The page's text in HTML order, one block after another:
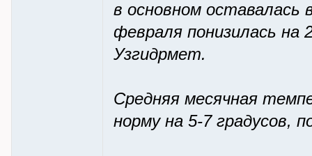
в основном
февраля понизилась
Узгидрмет.
Средняя месячная
норму на 5-7 градусов,